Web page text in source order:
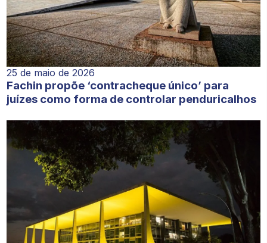
25 de maio de 2026
Fachin propõe ‘contracheque único’ para
juízes como forma de controlar penduricalhos